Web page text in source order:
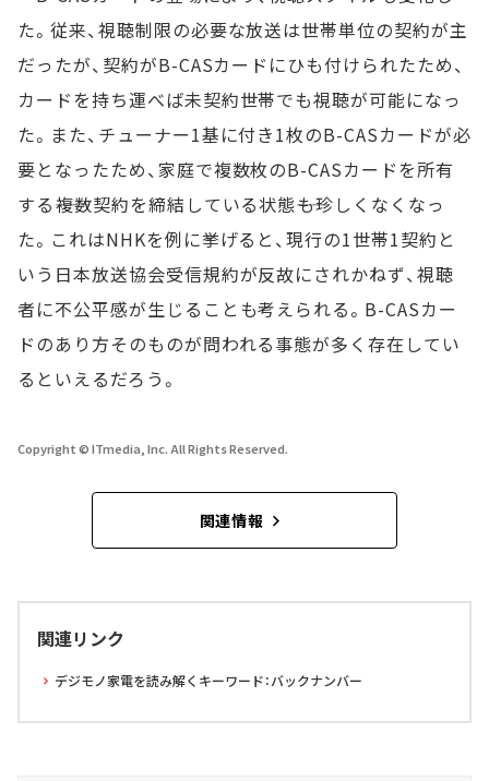
た。従来、視聴制限の必要な放送は世帯単位の契約が主
だったが、契約がB-CASカードにひも付けられたため、
カードを持ち運べば未契約世帯でも視聴が可能になっ
た。また、チューナー1基に付き1枚のB-CASカードが必
要となったため、家庭で複数枚のB-CASカードを所有
する――複数契約を締結している状態――も珍しくなくなっ
た。これはNHKを例に挙げると、現行の1世帯1契約と
いう日本放送協会受信規約が反故にされかねず、視聴
者に不公平感が生じることも考えられる。B-CASカー
ドのあり方そのものが問われる事態が多く存在してい
るといえるだろう。
Copyright © ITmedia, Inc. All Rights Reserved.
関連情報
関連リンク
デジモノ家電を読み解くキーワード：バックナンバー